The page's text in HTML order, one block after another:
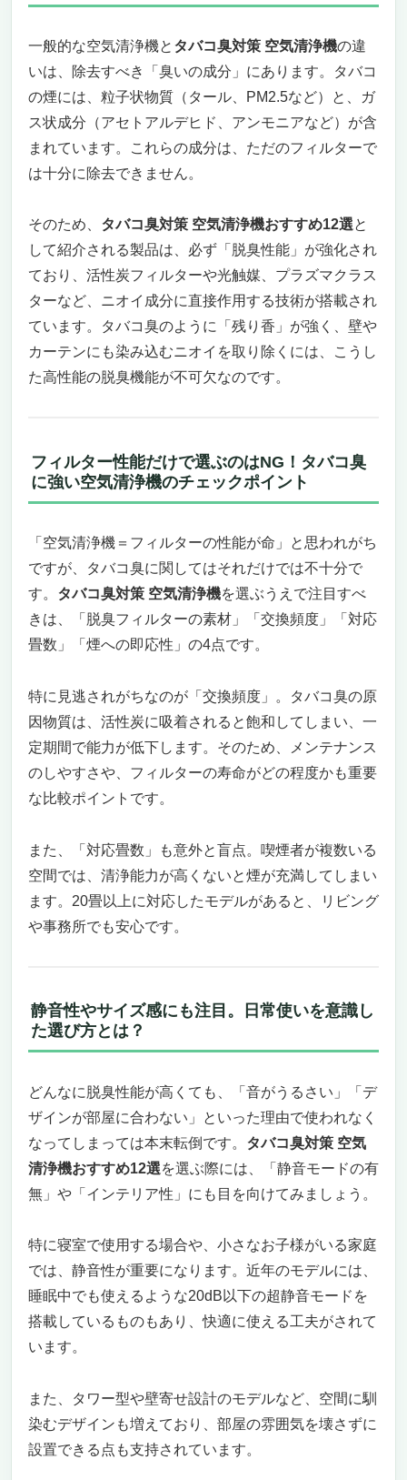
スタイリッシュに空気を浄化、暮らしに溶け込
AS207PWU1」
タバコ臭にさようなら。デザインも機能も妥
協しない空気清浄機
テーブル、ムードライト、ワイヤレス充電…
まさか空気清浄機とは思わない
UVnano搭載で、見えない内部もクリーンに
こんな人におすすめ、こんな人には不向きか
タバコ臭を根本から分解！プラズマクラスター
搭載の高性能空気清浄機「シャープ KC-S50-
W」
タバコのニオイも花粉も一掃。空気が変われ
ば、毎日が変わる。
加湿機能付きだから、乾燥する季節もこれ1
台で快適空間に。
応「Levoit 空気清浄機 Vital 100S」
タバコのニオイが染みついた部屋も、驚くほ
どクリーンに
設計
タバコだけじゃない！ペット臭や生活臭にも
強い多機能モデル
お手入れ簡単＆節電設計でランニングコスト
も安心
タバコ臭も花粉も丸ごと除去！高性能×静音×デ
ザイン性「ブルーエア Blue Max 3450i 空気清
浄機」
タバコ臭・花粉・ペット臭に悩まない空間を
つくる、頼れる1台
な空気管理
北欧インテリアにも馴染むおしゃれな外観と
選べるカラー
お手入れもラク！フィルター交換も簡単で清
潔
タバコ臭・花粉・ホルムアルデヒドもこれ1台
で全対応！「Dyson Purifier Hot+Cool HP2 De-
NOx」
羽根なし×3役の最上位モデル
羽根がないから小さなお子様やペットがいる
家庭でも安心、安全、静か
洗濯物の部屋干し臭も、タバコ臭も「抑え
て・乾かす」新しい生活家電
この商品が特におすすめな人
逆にこの商品があまり向かない人
タバコ臭も花粉もこれ一台で解決！オールシー
ズン快適な空気を届ける「ブルーエア
清浄機が欲しいならコレ一択！
スマート操作と北欧デザインが魅力。日常使
いを美しく、快適に。
静音性と省エネ性能も見逃せない。寝室にも
一般的な空気清浄機と タバコ臭対策 空気清浄機の違
いは、除去すべき「臭いの成分」にあります。タバコ
の煙には、粒子状物質（タール、PM2.5など）と、ガ
ス状成分（アセトアルデヒド、アンモニアなど）が含
まれています。これらの成分は、ただのフィルターで
は十分に除去できません。
そのため、 タバコ臭対策 空気清浄機おすすめ12選と
して紹介される製品は、必ず「脱臭性能」が強化され
ており、活性炭フィルターや光触媒、プラズマクラス
ターなど、ニオイ成分に直接作用する技術が搭載され
ています。タバコ臭のように「残り香」が強く、壁や
カーテンにも染み込むニオイを取り除くには、こうし
た高性能の脱臭機能が不可欠なのです。
フィルター性能だけで選ぶのはNG！タバコ臭
に強い空気清浄機のチェックポイント
「空気清浄機＝フィルターの性能が命」と思われがち
ですが、タバコ臭に関してはそれだけでは不十分で
す。 タバコ臭対策 空気清浄機を選ぶうえで注目すべ
きは、「脱臭フィルターの素材」「交換頻度」「対応
畳数」「煙への即応性」の4点です。
特に見逃されがちなのが「交換頻度」。タバコ臭の原
因物質は、活性炭に吸着されると飽和してしまい、一
定期間で能力が低下します。そのため、メンテナンス
のしやすさや、フィルターの寿命がどの程度かも重要
な比較ポイントです。
また、「対応畳数」も意外と盲点。喫煙者が複数いる
空間では、清浄能力が高くないと煙が充満してしまい
ます。20畳以上に対応したモデルがあると、リビング
や事務所でも安心です。
静音性やサイズ感にも注目。日常使いを意識し
た選び方とは？
どんなに脱臭性能が高くても、「音がうるさい」「デ
ザインが部屋に合わない」といった理由で使われなく
なってしまっては本末転倒です。 タバコ臭対策 空気
清浄機おすすめ12選を選ぶ際には、「静音モードの有
無」や「インテリア性」にも目を向けてみましょう。
特に寝室で使用する場合や、小さなお子様がいる家庭
では、静音性が重要になります。近年のモデルには、
睡眠中でも使えるような20dB以下の超静音モードを
搭載しているものもあり、快適に使える工夫がされて
います。
また、タワー型や壁寄せ設計のモデルなど、空間に馴
染むデザインも増えており、部屋の雰囲気を壊さずに
設置できる点も支持されています。